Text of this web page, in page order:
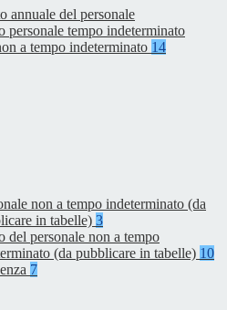
annuale del personale
personale tempo indeterminato
a tempo indeterminato 14
non a tempo indeterminato (da
in tabelle) 3
del personale non a tempo
(da pubblicare in tabelle) 10
7